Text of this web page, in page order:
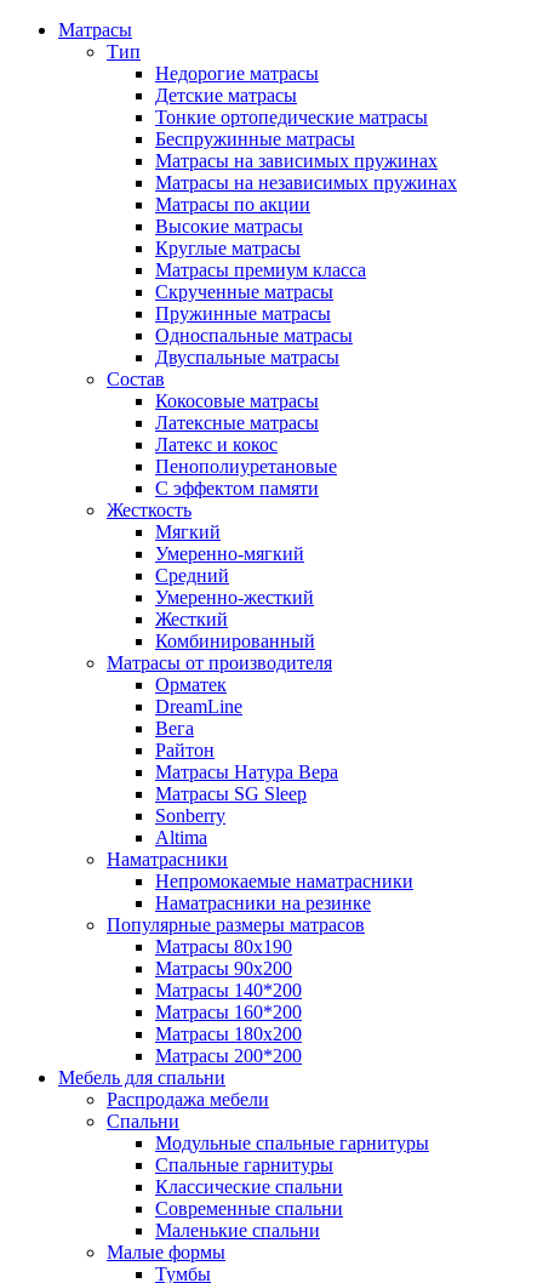
Матрасы
Тип
Недорогие матрасы
Детские матрасы
Тонкие ортопедические матрасы
Беспружинные матрасы
Матрасы на зависимых пружинах
Матрасы на независимых пружинах
Матрасы по акции
Высокие матрасы
Круглые матрасы
Матрасы премиум класса
Скрученные матрасы
Пружинные матрасы
Односпальные матрасы
Двуспальные матрасы
Состав
Кокосовые матрасы
Латексные матрасы
Латекс и кокос
Пенополиуретановые
С эффектом памяти
Жесткость
Мягкий
Умеренно-мягкий
Средний
Умеренно-жесткий
Жесткий
Комбинированный
Матрасы от производителя
Орматек
DreamLine
Вега
Райтон
Матрасы Натура Вера
Матрасы SG Sleep
Sonberry
Altima
Наматрасники
Непромокаемые наматрасники
Наматрасники на резинке
Популярные размеры матрасов
Матрасы 80x190
Матрасы 90x200
Матрасы 140*200
Матрасы 160*200
Матрасы 180x200
Матрасы 200*200
Мебель для спальни
Распродажа мебели
Спальни
Модульные спальные гарнитуры
Спальные гарнитуры
Классические спальни
Современные спальни
Маленькие спальни
Малые формы
Тумбы